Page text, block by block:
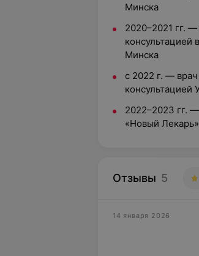
Минска
2020–2021 гг.
консультацией
Минска
с 2022 г. —
консультацией
2022–2023 гг.
«Новый Лекарь»
Отзывы 5
14 января 2026